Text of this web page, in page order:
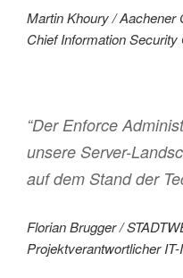
Martin Khoury / Aachener
Chief Information Security
“Der Enforce
unsere Server-
auf dem Stand der
Florian Brugger /
Projektverantwortlicher